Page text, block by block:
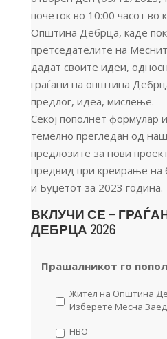
почеток во 10:00 часот во
Општина Дебрца, каде
претседателите на
дадат своите идеи,
граѓани на општина
предлог, идеа, мислење.
Секој пополнет формулар
темелно прегледан од
предлозите за нови
предвид при креирање на
и Буџетот за 2023 година.
ВКЛУЧИ СЕ –
ДЕБРЦА 2026
Прашалникот го
Жител на Општина
Изберете Месна
НВО